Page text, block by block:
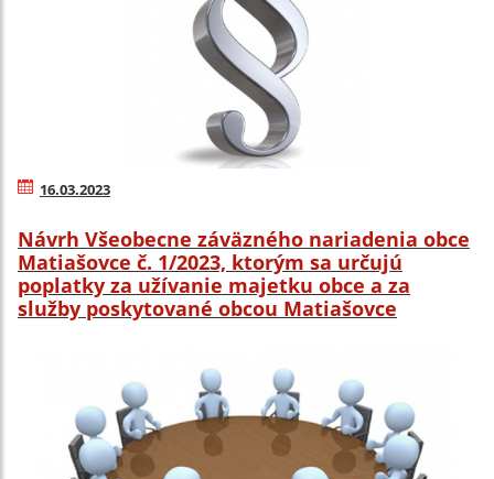
16.03.2023
Návrh Všeobecne záväzného nariadenia obce
Matiašovce č. 1/2023, ktorým sa určujú
poplatky za užívanie majetku obce a za
služby poskytované obcou Matiašovce